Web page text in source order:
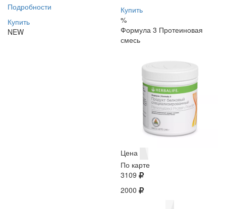
Подробности
Купить
NEW
Купить
%
Формула 3 Протеиновая
смесь
Цена
По карте
3109
2000